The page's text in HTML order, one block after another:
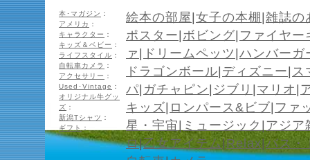
本･マガジン ：
アメリカ ：
キャラクター ：
キッズ＆ベビー ：
ライフスタイル ：
自転車カメラ
：
アクセサリー ：
Used･Vintage ：
オリジナル牛グッ
ズ ：
新潟Tシャツ ：
ギフト
：
絵本の部屋 女子の本棚 雑誌の
ポスター ボビング ファイヤー
ァ
ドリームペッツ ハンバーガ
ドラゴンボール ディズニー ス
パ ガチャピン ジブリ マリオ
キッズ ロンパース&ビブ ファ
星・宇宙 ミュージック アジア
ロ|乙女アイテム|Relax バス・